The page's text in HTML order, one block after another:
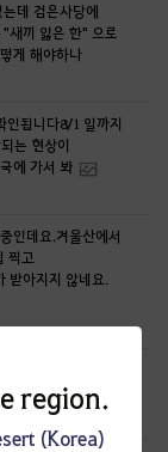
region.
(Korea)
데 검은사당에
새끼 잃은 한" 으로
게 해야하나
인됩니다8/1 일까지
는 현상이
에 가서 봐
인데요.겨울산에서
찍고
받아지지 않네요.